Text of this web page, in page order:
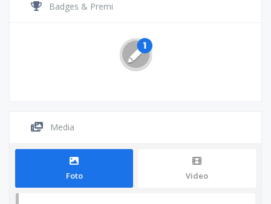
Badges & Premi
Media
Foto Video